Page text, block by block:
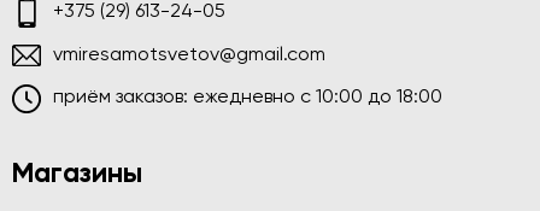
+375 (29) 613-24-05
vmiresamotsvetov@gmail.com
приём заказов: ежедневно c 10:00 до 18:00
Магазины